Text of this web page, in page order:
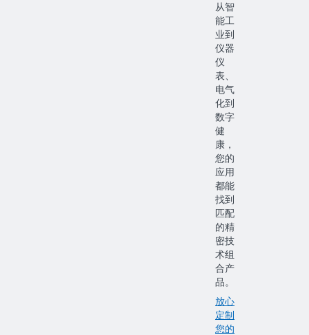
从智
能工
业到
仪器
仪
表、
电气
化到
数字
健
康，
您的
应用
都能
找到
匹配
的精
密技
术组
合产
品。
放心
定制
您的